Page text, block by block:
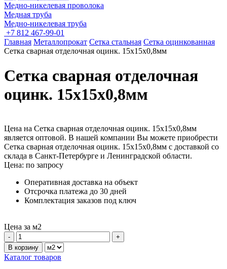
Медно-никелевая проволока
Медная труба
Медно-никелевая труба
+7 812 467-99-01
Главная Металлопрокат Сетка стальная Сетка оцинкованная
Сетка сварная отделочная оцинк. 15х15х0,8мм
Сетка сварная отделочная
оцинк. 15х15х0,8мм
Цена на Сетка сварная отделочная оцинк. 15х15х0,8мм
является оптовой. В нашей компании Вы можете приобрести
Сетка сварная отделочная оцинк. 15х15х0,8мм с доставкой со
склада в Санкт-Петербурге и Ленинградской области.
Цена: по запросу
Оперативная доставка на объект
Отсрочка платежа до 30 дней
Комплектация заказов под ключ
Цена за м2
Каталог товаров